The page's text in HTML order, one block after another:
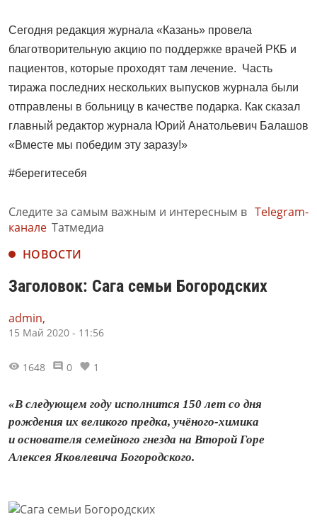
Сегодня редакция журнала «Казань» провела
благотворительную акцию по поддержке врачей РКБ и
пациентов, которые проходят там лечение. Часть
тиража последних нескольких выпусков журнала были
отправлены в больницу в качестве подарка. Как сказал
главный редактор журнала Юрий Анатольевич Балашов
«Вместе мы победим эту заразу!»
#берегитесебя
Следите за самым важным и интересным в Telegram-
канале Татмедиа
НОВОСТИ
Заголовок: Сага семьи Богородских
admin,
15 Май 2020 - 11:56
1648 0 1
«В следующем году исполнится 150 лет со дня
рождения их великого предка, учёного‑химика
и основателя семейного гнезда на Второй Горе
Алексея Яковлевича Богородского.